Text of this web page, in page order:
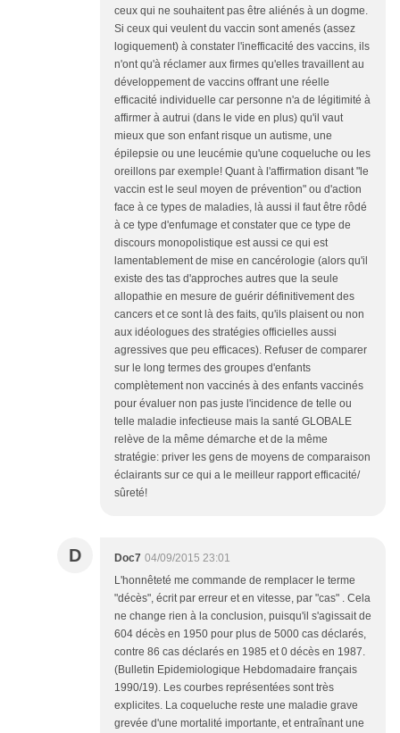
ceux qui ne souhaitent pas être aliénés à un dogme.
Si ceux qui veulent du vaccin sont amenés (assez
logiquement) à constater l'inefficacité des vaccins, ils
n'ont qu'à réclamer aux firmes qu'elles travaillent au
développement de vaccins offrant une réelle
efficacité individuelle car personne n'a de légitimité à
affirmer à autrui (dans le vide en plus) qu'il vaut
mieux que son enfant risque un autisme, une
épilepsie ou une leucémie qu'une coqueluche ou les
oreillons par exemple! Quant à l'affirmation disant "le
vaccin est le seul moyen de prévention" ou d'action
face à ce types de maladies, là aussi il faut être rôdé
à ce type d'enfumage et constater que ce type de
discours monopolistique est aussi ce qui est
lamentablement de mise en cancérologie (alors qu'il
existe des tas d'approches autres que la seule
allopathie en mesure de guérir définitivement des
cancers et ce sont là des faits, qu'ils plaisent ou non
aux idéologues des stratégies officielles aussi
agressives que peu efficaces). Refuser de comparer
sur le long termes des groupes d'enfants
complètement non vaccinés à des enfants vaccinés
pour évaluer non pas juste l'incidence de telle ou
telle maladie infectieuse mais la santé GLOBALE
relève de la même démarche et de la même
stratégie: priver les gens de moyens de comparaison
éclairants sur ce qui a le meilleur rapport efficacité/
sûreté!
D Doc7 04/09/2015 23:01
L'honnêteté me commande de remplacer le terme
"décès", écrit par erreur et en vitesse, par "cas" . Cela
ne change rien à la conclusion, puisqu'il s'agissait de
604 décès en 1950 pour plus de 5000 cas déclarés,
contre 86 cas déclarés en 1985 et 0 décès en 1987.
(Bulletin Epidemiologique Hebdomadaire français
1990/19). Les courbes représentées sont très
explicites. La coqueluche reste une maladie grave
grevée d'une mortalité importante, et entraînant une